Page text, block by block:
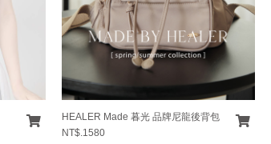
HEALER Made 暮光 品牌尼龍後背包
NT$.1580